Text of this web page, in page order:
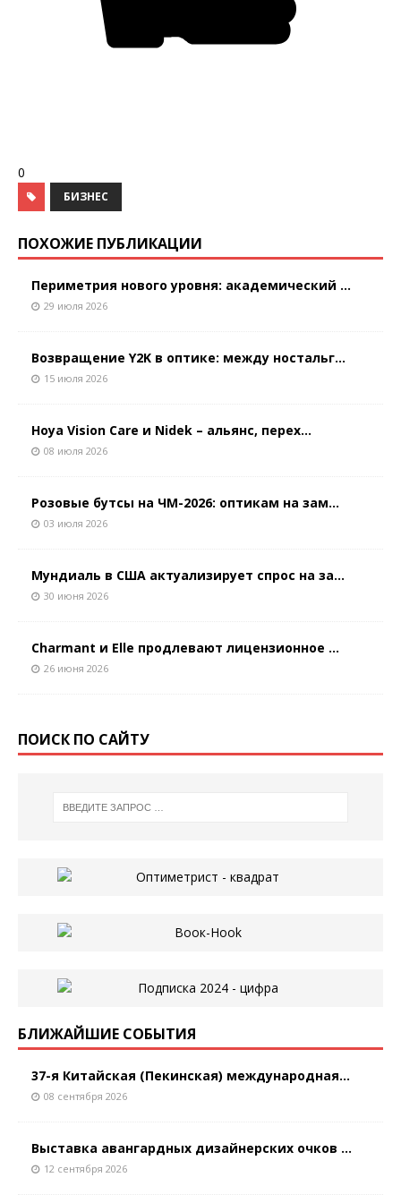
0
БИЗНЕС
ПОХОЖИЕ ПУБЛИКАЦИИ
Периметрия нового уровня: академический ...
29 июля 2026
Возвращение Y2K в оптике: между ностальг...
15 июля 2026
Hoya Vision Care и Nidek – альянс, перех...
08 июля 2026
Розовые бутсы на ЧМ-2026: оптикам на зам...
03 июля 2026
Мундиаль в США актуализирует спрос на за...
30 июня 2026
Charmant и Elle продлевают лицензионное ...
26 июня 2026
ПОИСК ПО САЙТУ
БЛИЖАЙШИЕ СОБЫТИЯ
37-я Китайская (Пекинская) международная...
08 сентября 2026
Выставка авангардных дизайнерских очков ...
12 сентября 2026